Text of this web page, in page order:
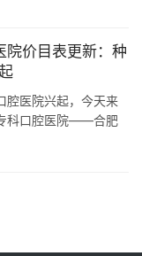
价目表更新：种
腔医院兴起，今天来
科口腔医院——合肥